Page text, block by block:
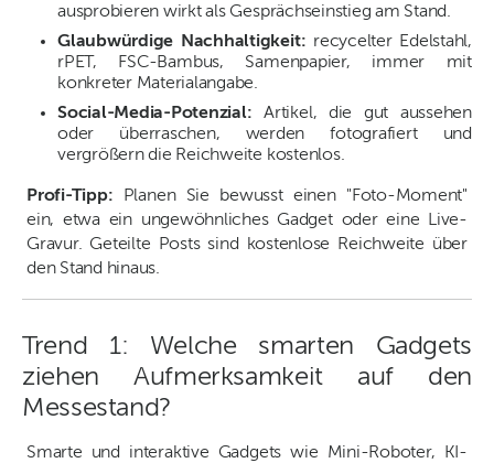
ausprobieren wirkt als Gesprächseinstieg am Stand.
Glaubwürdige Nachhaltigkeit: recycelter Edelstahl,
rPET, FSC-Bambus, Samenpapier, immer mit
konkreter Materialangabe.
Social-Media-Potenzial: Artikel, die gut aussehen
oder überraschen, werden fotografiert und
vergrößern die Reichweite kostenlos.
Profi-Tipp: Planen Sie bewusst einen "Foto-Moment"
ein, etwa ein ungewöhnliches Gadget oder eine Live-
Gravur. Geteilte Posts sind kostenlose Reichweite über
den Stand hinaus.
Trend 1: Welche smarten Gadgets
ziehen Aufmerksamkeit auf den
Messestand?
Smarte und interaktive Gadgets wie Mini-Roboter, KI-